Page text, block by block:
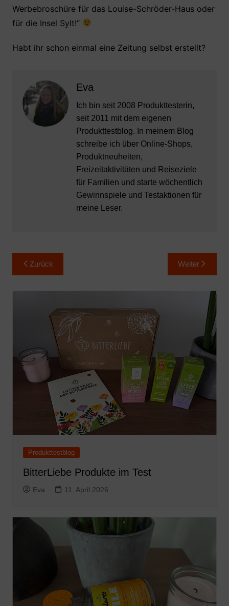
Werbebroschüre für das Louise-Schröder-Haus oder
für die Insel Sylt!“
Habt ihr schon einmal eine Zeitung selbst erstellt?
Eva
Ich bin seit 2008 Produkttesterin,
seit 2011 mit dem eigenen
Produkttestblog. In meinem Blog
schreibe ich über Online-Shops,
Produktneuheiten,
Freizeitaktivitäten und Reiseziele
für Familien und starte wöchentlich
Gewinnspiele und Testaktionen für
meine Leser.
Beitragsnavigation
Zurück Weiter
Produkttestblog
BitterLiebe Produkte im Test
Eva 11. April 2026